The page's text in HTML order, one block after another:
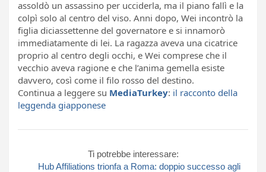
assoldò un assassino per ucciderla, ma il piano fallì e la
colpì solo al centro del viso. Anni dopo, Wei incontrò la
figlia diciassettenne del governatore e si innamorò
immediatamente di lei. La ragazza aveva una cicatrice
proprio al centro degli occhi, e Wei comprese che il
vecchio aveva ragione e che l’anima gemella esiste
davvero, così come il filo rosso del destino.
Continua a leggere su MediaTurkey: il racconto della
leggenda giapponese
Ti potrebbe interessare:
Hub Affiliations trionfa a Roma: doppio successo agli